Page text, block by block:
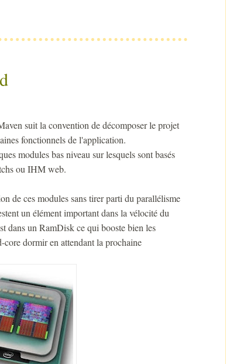
suit la convention de décomposer le projet
fonctionnels de l'application.
modules bas niveau sur lesquels sont basés
ou IHM web.
de ces modules sans tirer parti du parallélisme
un élément important dans la vélocité du
dans un RamDisk ce qui booste bien les
core dormir en attendant la prochaine